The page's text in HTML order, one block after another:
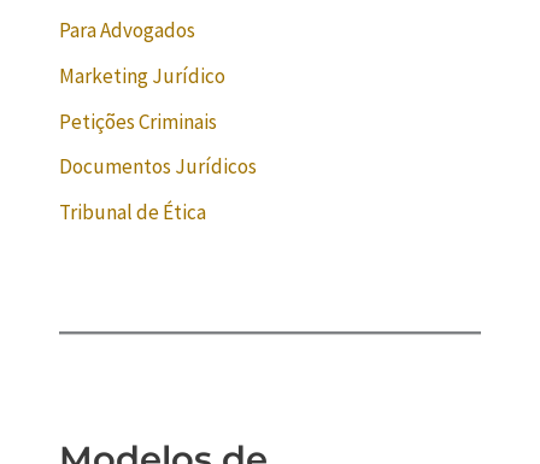
Para Advogados
Marketing Jurídico
Petições Criminais
Documentos Jurídicos
Tribunal de Ética